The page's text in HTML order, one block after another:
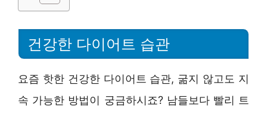
건강한 다이어트 습관
요즘 핫한 건강한 다이어트 습관, 굶지 않고도 지
속 가능한 방법이 궁금하시죠? 남들보다 빨리 트